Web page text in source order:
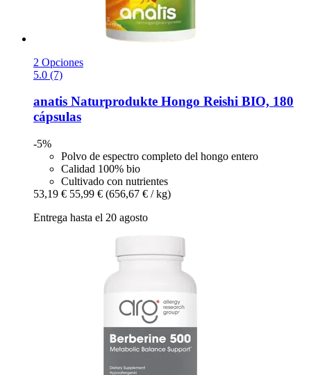
2 Opciones
5.0 (7)
anatis Naturprodukte Hongo Reishi BIO, 180
cápsulas
-5%
Polvo de espectro completo del hongo entero
Calidad 100% bio
Cultivado con nutrientes
53,19 € 55,99 € (656,67 € / kg)
Entrega hasta el 20 agosto